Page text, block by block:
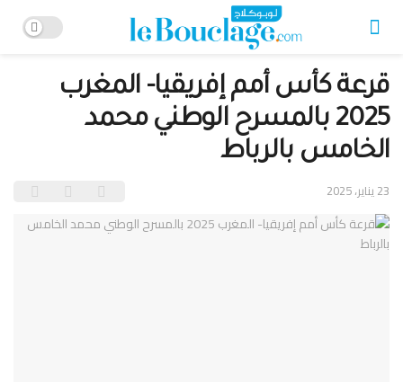
قرعة كأس أمم إفريقيا- المغرب
2025 بالمسرح الوطني محمد
الخامس بالرباط
23 يناير، 2025